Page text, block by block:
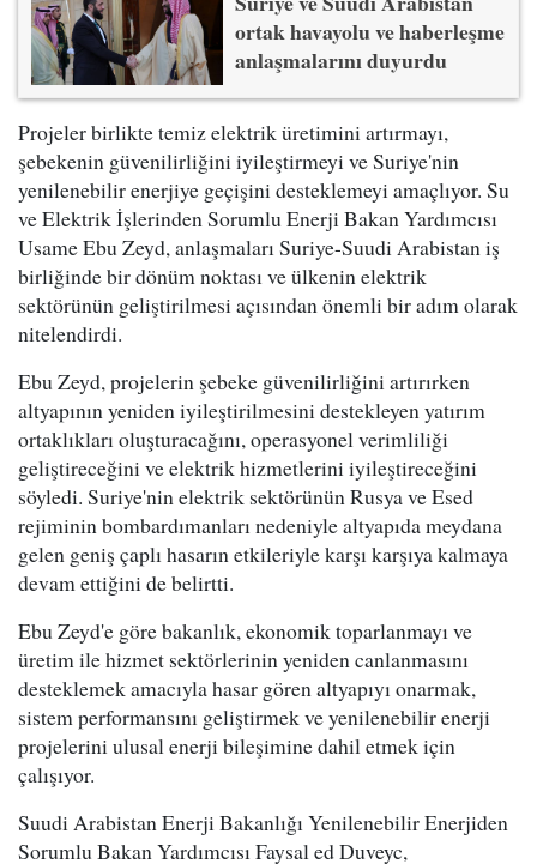
ortak havayolu ve haberleşme
anlaşmalarını duyurdu
Projeler birlikte temiz elektrik üretimini artırmayı,
şebekenin güvenilirliğini iyileştirmeyi ve Suriye'nin
yenilenebilir enerjiye geçişini desteklemeyi amaçlıyor. Su
ve Elektrik İşlerinden Sorumlu Enerji Bakan Yardımcısı
Usame Ebu Zeyd, anlaşmaları Suriye-Suudi Arabistan iş
birliğinde bir dönüm noktası ve ülkenin elektrik
sektörünün geliştirilmesi açısından önemli bir adım olarak
nitelendirdi.
Ebu Zeyd, projelerin şebeke güvenilirliğini artırırken
altyapının yeniden iyileştirilmesini destekleyen yatırım
ortaklıkları oluşturacağını, operasyonel verimliliği
geliştireceğini ve elektrik hizmetlerini iyileştireceğini
söyledi. Suriye'nin elektrik sektörünün Rusya ve Esed
rejiminin bombardımanları nedeniyle altyapıda meydana
gelen geniş çaplı hasarın etkileriyle karşı karşıya kalmaya
devam ettiğini de belirtti.
Ebu Zeyd'e göre bakanlık, ekonomik toparlanmayı ve
üretim ile hizmet sektörlerinin yeniden canlanmasını
desteklemek amacıyla hasar gören altyapıyı onarmak,
sistem performansını geliştirmek ve yenilenebilir enerji
projelerini ulusal enerji bileşimine dahil etmek için
çalışıyor.
Suudi Arabistan Enerji Bakanlığı Yenilenebilir Enerjiden
Sorumlu Bakan Yardımcısı Faysal ed Duveyc,